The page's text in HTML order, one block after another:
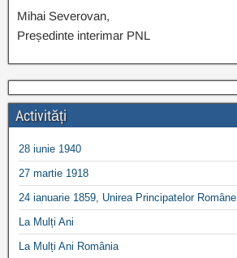
Mihai Severovan,
Președinte interimar PNL
Activități
28 iunie 1940
27 martie 1918
24 ianuarie 1859, Unirea Principatelor Române
La Mulți Ani
La Mulți Ani România